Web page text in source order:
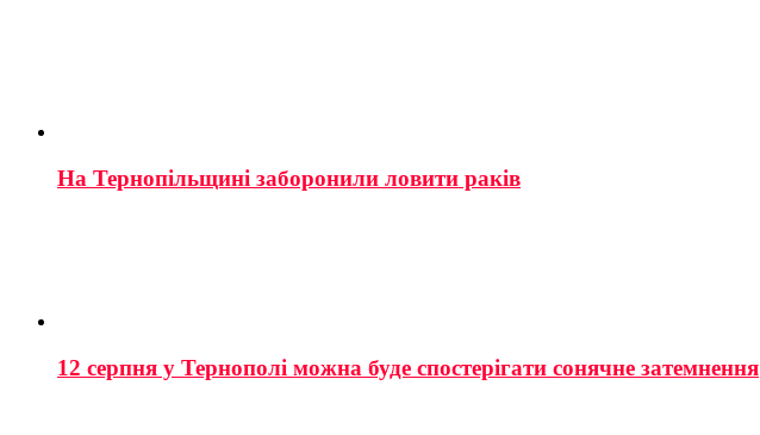
На Тернопільщині заборонили ловити раків
12 серпня у Тернополі можна буде спостерігати сонячне затемнення